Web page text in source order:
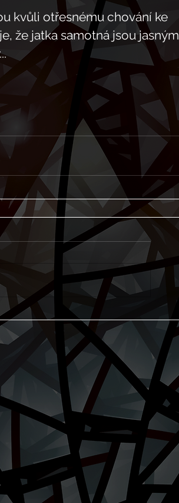
kvůli otřesnému chování ke
že jatka samotná jsou jasným